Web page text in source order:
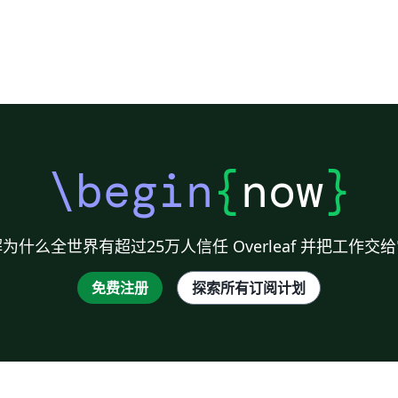
\begin{now}
什么全世界有超过25万人信任 Overleaf 并把工作交
免费注册 探索所有订阅计划